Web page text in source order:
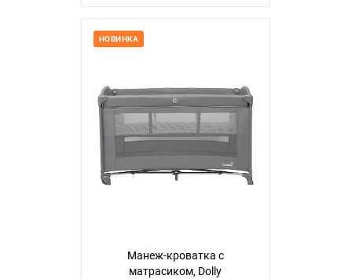
НОВИНКА
Манеж-кроватка с
матрасиком, Dolly